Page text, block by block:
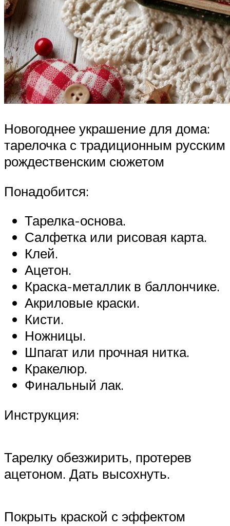
Новогоднее украшение для дома:
тарелочка с традиционным русским
рождественским сюжетом
Понадобится:
Тарелка-основа.
Салфетка или рисовая карта.
Клей.
Ацетон.
Краска-металлик в баллончике.
Акриловые краски.
Кисти.
Ножницы.
Шпагат или прочная нитка.
Кракелюр.
Финальный лак.
Инструкция:
Тарелку обезжирить, протерев
ацетоном. Дать высохнуть.
Покрыть краской с эффектом